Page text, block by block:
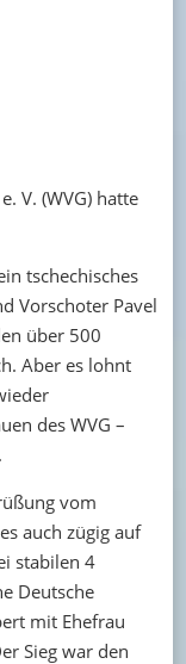
V. (WVG) hatte
tschechisches
Vorschoter Pavel
über 500
Aber es lohnt
des WVG –
vom
auch zügig auf
stabilen 4
Deutsche
mit Ehefrau
Sieg war den